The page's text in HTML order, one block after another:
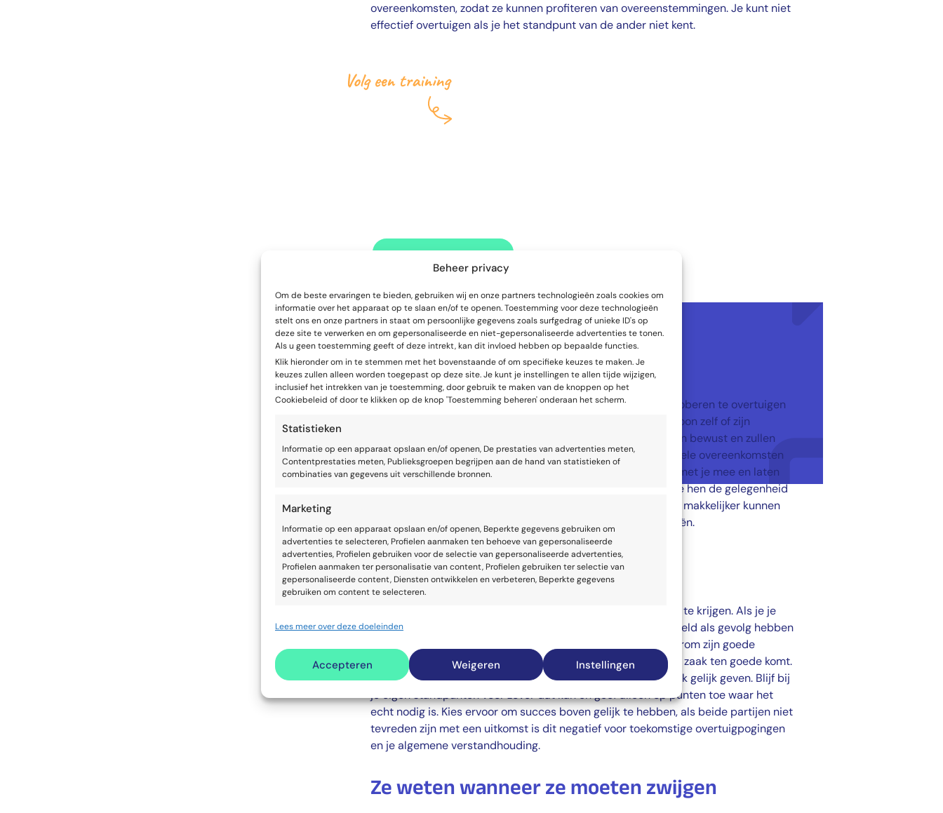
Beheer privacy
Om de beste ervaringen te bieden, gebruiken wij en onze partners technologieën zoals cookies om
informatie over het apparaat op te slaan en/of te openen. Toestemming voor deze technologieën
stelt ons en onze partners in staat om persoonlijke gegevens zoals surfgedrag of unieke ID's op
deze site te verwerken en om gepersonaliseerde en niet-gepersonaliseerde advertenties te tonen.
Als u geen toestemming geeft of deze intrekt, kan dit invloed hebben op bepaalde functies.
Klik hieronder om in te stemmen met het bovenstaande of om specifieke keuzes te maken. Je
keuzes zullen alleen worden toegepast op deze site. Je kunt je instellingen te allen tijde wijzigen,
inclusief het intrekken van je toestemming, door gebruik te maken van de knoppen op het
Cookiebeleid of door te klikken op de knop 'Toestemming beheren' onderaan het scherm.
Statistieken
Informatie op een apparaat opslaan en/of openen, De prestaties van advertenties meten,
Contentprestaties meten, Publieksgroepen begrijpen aan de hand van statistieken of
combinaties van gegevens uit verschillende bronnen.
Marketing
Informatie op een apparaat opslaan en/of openen, Beperkte gegevens gebruiken om
advertenties te selecteren, Profielen aanmaken ten behoeve van gepersonaliseerde
advertenties, Profielen gebruiken voor de selectie van gepersonaliseerde advertenties,
Profielen aanmaken ter personalisatie van content, Profielen gebruiken ter selectie van
gepersonaliseerde content, Diensten ontwikkelen en verbeteren, Beperkte gegevens
gebruiken om content te selecteren.
Toepassingen
Apparaten identificeren op basis van automatisch verzonden informatie.
Lees meer over deze doeleinden
Accepteren Weigeren Instellingen
overeenkomsten, zodat ze kunnen profiteren van overeenstemmingen. Je kunt niet
effectief overtuigen als je het standpunt van de ander niet kent.
Ze maken verbinding
Het is gemakkelijk om de argumenten van mensen die jou proberen te overtuigen
af te wijzen als je niet emotioneel betrokken bent bij de persoon zelf of zijn
standpunt. Mensen die echt willen overtuigen zijn zich hiervan bewust en zullen
proberen sympathiek over te komen en zoeken naar emotionele overeenkomsten
om gemeenschappelijke doelstellingen te vinden. Ze voelen met je mee en laten
zien dat ze aan jouw kant staan. Zij wachten geduldig af tot je hen de gelegenheid
geeft om hun standpunt te bepleiten. Je zult de mensen veel makkelijker kunnen
overtuigen als ze open staan en op een lijn zitten met je ideeën.
Ze bieden tevredenheid
Slimme overtuigers weten dat ze niet altijd hun gelijk hoeven te krijgen. Als je je
gelijk haalt met tegenzin van de tegenpartij kan dit bijvoorbeeld als gevolg hebben
dat de tegenpartij niet goed meewerkt bij de uitvoering. Daarom zijn goede
overtuigers meer dan bereid om offers te brengen als dat de zaak ten goede komt.
Ze willen er samen uit komen. Ze willen anderen waar mogelijk gelijk geven. Blijf bij
je eigen standpunten voor zover dat kan en geef alleen op punten toe waar het
echt nodig is. Kies ervoor om succes boven gelijk te hebben, als beide partijen niet
tevreden zijn met een uitkomst is dit negatief voor toekomstige overtuigpogingen
en je algemene verstandhouding.
Ze weten wanneer ze moeten zwijgen